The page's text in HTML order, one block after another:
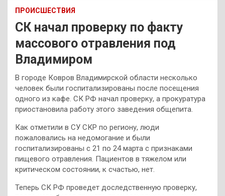
ПРОИСШЕСТВИЯ
СК начал проверку по факту
массового отравления под
Владимиром
В городе Ковров Владимирской области несколько
человек были госпитализированы после посещения
одного из кафе. СК РФ начал проверку, а прокуратура
приостановила работу этого заведения общепита.
Как отметили в СУ СКР по региону, люди
пожаловались на недомогание и были
госпитализированы с 21 по 24 марта с признаками
пищевого отравления. Пациентов в тяжелом или
критическом состоянии, к счастью, нет.
Теперь СК РФ проведет доследственную проверку,